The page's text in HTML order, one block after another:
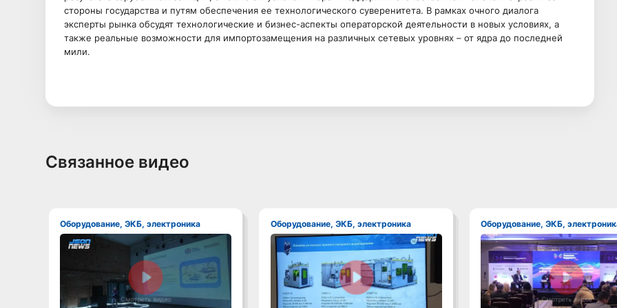
стороны государства и путям обеспечения ее технологического суверенитета. В рамках очного диалога
эксперты рынка обсудят технологические и бизнес-аспекты операторской деятельности в новых условиях, а
также реальные возможности для импортозамещения на различных сетевых уровнях – от ядра до последней
мили.
Связанное видео
Оборудование, ЭКБ, электроника
Смотреть видео
Оборудование, ЭКБ, электроника
Смотреть видео
Оборудование, ЭКБ,
Смотреть видео